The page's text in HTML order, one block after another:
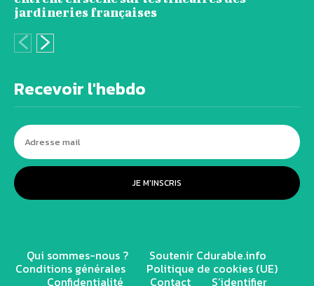
jardineries françaises
Recevoir l'hebdo
JE M'INSCRIS
Qui sommes-nous ? Soutenir Cdurable.info
Conditions générales Politique de cookies (UE)
Confidentialité Contact S’identifier